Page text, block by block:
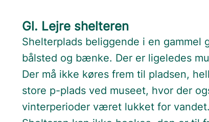
Gl. Lejre shelteren
Shelterplads beliggende i en gammel
bålsted og bænke. Der er ligeledes
Der må ikke køres frem til pladsen,
store p-plads ved museet, hvor der
vinterperioder været lukket for vandet.